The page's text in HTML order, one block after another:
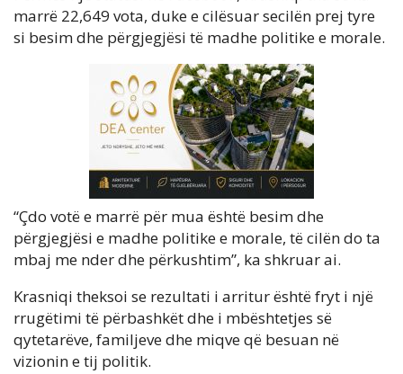
marrë 22,649 vota, duke e cilësuar secilën prej tyre
si besim dhe përgjegjësi të madhe politike e morale.
“Çdo votë e marrë për mua është besim dhe
përgjegjësi e madhe politike e morale, të cilën do ta
mbaj me nder dhe përkushtim”, ka shkruar ai.
Krasniqi theksoi se rezultati i arritur është fryt i një
rrugëtimi të përbashkët dhe i mbështetjes së
qytetarëve, familjeve dhe miqve që besuan në
vizionin e tij politik.